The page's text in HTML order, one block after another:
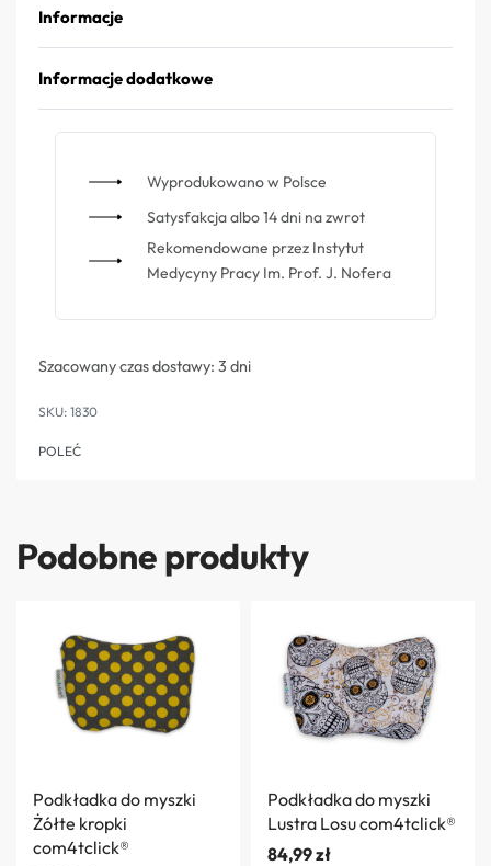
Informacje
Informacje dodatkowe
Wyprodukowano w Polsce
Satysfakcja albo 14 dni na zwrot
Rekomendowane przez Instytut
Medycyny Pracy Im. Prof. J. Nofera
Szacowany czas dostawy: 3 dni
1830
POLEĆ
Podobne produkty
Podkładka do myszki
Żółte kropki
com4tclick®
Podkładka do myszki
Lustra Losu com4tclick®
84,99zł